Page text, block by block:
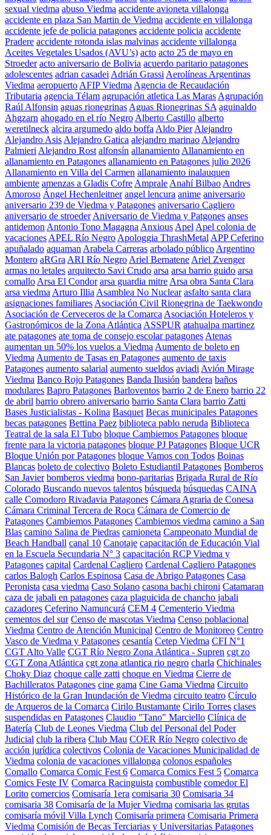
sexual viedma abuso Viedma accidente avioneta villalonga
accidente en plaza San Martin de Viedma accidente en villalonga
accidente jefe de policia patagones accidente policia accidente
Pradere accidente rotonda islas malvinas accidente villalonga
Aceites Vegetales Usados (AVU’s) acto acto 25 de mayo en
Stroeder acto aniversario de Bolivia acuerdo paritario patagones
adolescentes adrian casadei Adrián Grassi Aerolíneas Argentinas
Viedma aeropuerto AFIP Viedma Agencia de Recaudación
Tributaria agencia Télam agrupación atletica Las Maras Agrupación
Raúl Alfonsin aguas rionegrinas Aguas Rionegrinas SA aguinaldo
Ahgzarn ahogado en el río Negro Alberto Castillo alberto
weretilneck alcira argumedo aldo boffa Aldo Pier Alejandro
Alejandro Asis Alejandro Gatica alejandro marinao Alejandro
Palmieri Alejandro Rost alfonsín allanamiento Allanamiento en
allanamiento en Patagones allanamiento en Patagones julio 2026
Allanamiento en Villa del Carmen allanamiento inalauquen
ambiente amenzas a Gladis Cofre Amprale Anahí Bilbao Andres
Amoroso Ángel Hechenleitner angel lencura anime aniversario
aniversario 239 de Viedma y Patagones aniversario Cagliero
aniversario de stroeder Aniversario de Viedma y Patgones anses
antidemon Antonio Tono Magagna Anxious Apel Apel colonia de
vacaciones APEL Río Negro Apologgia ThrashMetal APP Ceferino
apuñalado aquaman Arabela Carreras arbolado público Argentino
Montero aRGra ARI Río Negro Ariel Bernatene Ariel Zvenger
armas no letales arquitecto Savi Crudo arsa arsa barrio guido arsa
comallo Arsa El Condor arsa guardia mitre Arsa obra Santa Clara
arsa viedma Arturo Illia Asamblea No Nuclear asfalto santa clara
asignaciones familiares Asociación Civil Rionegrina de Taekwondo
Asociación de Cerveceros de la Comarca Asociación Hoteleros y
Gastronómicos de la Zona Atlántica ASSPUR atahualpa martinez
ate patagones ate toma de consejo escolar patagones Atenas
aumentan un 50% los vuelos a Viedma Aumento de boleto en
Viedma Aumento de Tasas en Patagones aumento de taxis
Patagones aumento salarial aumento sueldos aviadi Avión Mirage
Viedma Banco Rojo Patagones Banda Ilusión bandera baños
modulares Bapro Patagones Barloventos barrio 2 de Enero barrio 22
de abril barrio obrero aniversario barrio Santa Clara barrio Zatti
Bases Justicialistas - Kolina Basquet Becas municipales Patagones
becas patagones Bettina Paez biblioteca pablo neruda Biblioteca
Teatral de la sala El Tubo bloque Cambiemos Patagones bloque
frente para la victoria patagones bloque PJ Patagones Bloque UCR
Bloque Unión por Patagones bloque Vamos con Todos Boinas
Blancas boleto de colectivo Boleto Estudiantil Patagones Bomberos
San Javier bomberos viedma bono-paritarias Brigada Rural de Río
Colorado Buscando nuevos talentos búsqueda búsquedas CAINA
calle Comodoro Rivadavia Patagones Cámara Agraria de Conesa
Cámara Criminal Tercera de Roca Cámara de Comercio de
Patagones Cambiemos Patagones Cambiemos viedma camino a San
Blas camino Salina de Piedras camioneta Campeonato Mundial de
Beach Handball canal 10 Canotaje capacitación de Educación Vial
en la Escuela Secundaria N° 3 capacitación RCP Viedma y
Patagones capital Cardenal Cagliero Cardenal Cagliero Patagones
carlos Balogh Carlos Espinosa Casa de Abrigo Patagones Casa
Peronista casa viedma Caso Solano casona bachi chironi Catamaran
caza de jabali en patagones caza plaguicida de chancho jabali
cazadores Ceferino Namuncurá CEM 4 Cementerio Viedma
cementos del sur Censo de mascotas Viedma Censo poblacional
Viedma Centro de Atención Municipal Centro de Monitoreo Centro
Vasco de Viedma y Patagones cesantía Cetep Viedma CFI N°1
CGT Alto Valle CGT Río Negro Zona Atlántica - Supren cgt zo
CGT Zona Atlántica cgt zona atlantica rio negro charla Chichinales
Choky Diaz choque calle zatti choque en Viedma Cierre de
Bachilleratos Patagones cine gama Cine Gama Viedma Circuito
Histórico de la Gran Inundación de Viedma circuito teatro Círculo
de Arqueros de la Comarca Cirilo Bustamante Cirilo Torres clases
suspendidas en Patagones Claudio "Tano" Marciello Clínica de
Batería Club de Leones Viedma Club del Personal del Poder
Judicial club la ribera Club Mau COER Río Negro colectivo de
acción jurídica colectivos Colonia de Vacaciones Municipalidad de
Viedma colonia de vacaciones villalonga colonos españoles
Comallo Comarca Comic Fest 6 Comarca Comics Fest 5 Comarca
Comics Feste IV Comarca Racinguista combustible comedor El
Lorito comercios Comisaría 1era comisaria 30 Comisaria 34
comisaria 38 Comisaría de la Mujer Viedma comisaria las grutas
comisaría móvil Villa Lynch Comisaría primera Comisaria Primera
Viedma Comisión de Becas Terciarias y Universitarias Patagones